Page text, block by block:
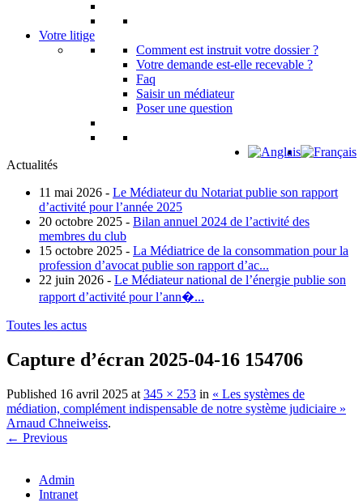
Votre litige
Comment est instruit votre dossier ?
Votre demande est-elle recevable ?
Faq
Saisir un médiateur
Poser une question
Actualités
11 mai 2026 - Le Médiateur du Notariat publie son rapport
d’activité pour l’année 2025
20 octobre 2025 - Bilan annuel 2024 de l’activité des
membres du club
15 octobre 2025 - La Médiatrice de la consommation pour la
profession d’avocat publie son rapport d’ac...
22 juin 2026 - Le Médiateur national de l’énergie publie son
rapport d’activité pour l’ann�...
Toutes les actus
Capture d’écran 2025-04-16 154706
Published 16 avril 2025 at 345 × 253 in « Les systèmes de
médiation, complément indispensable de notre système judiciaire »
Arnaud Chneiweiss.
← Previous
Admin
Intranet